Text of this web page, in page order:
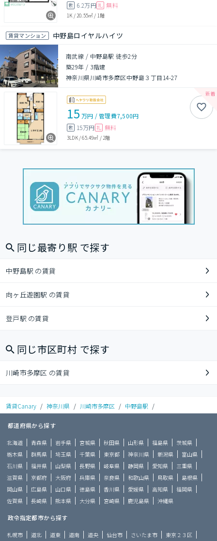
敷 6.2万円 礼 無料
1K /20.55㎡ / 1階
賃貸マンション 中野島ロイヤルハイツ
南武線 / 中野島駅 徒歩2分
築29年 / 3階建
神奈川県川崎市多摩区中野島３丁目14-27
15 万円 /管理費7,500円
敷 15万円 礼 無料
3LDK/65.49㎡ /2階
同じ最寄り駅 で探す
中野島駅 の賃貸
向ヶ丘遊園駅 の賃貸
登戸駅 の賃貸
同じ市区町村 で探す
川崎市多摩区 の賃貸
賃貸Canary / 神奈川県 / 川崎市多摩区 / 中野島駅 /
都道府県から探す
北海道 青森県 岩手県 宮城県 秋田県 山形県 福島県
茨城県
栃木県
群馬県 埼玉県 千葉県 東京都 神奈川県 新潟県
富山県
石川県
福井県 山梨県 長野県 岐阜県 静岡県 愛知県
三重県
滋賀県
京都府 大阪府 兵庫県 奈良県 和歌山県 鳥取県
島根県
岡山県
広島県 山口県 徳島県 香川県 愛媛県 高知県
福岡県
佐賀県
長崎県 熊本県 大分県 宮崎県 鹿児島県 沖縄県
政令指定都市から探す
札幌市 道北 道東 道南 道央 仙台市 さいたま市 東京２３区